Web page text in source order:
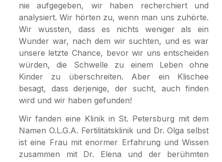
nie aufgegeben, wir haben recherchiert und
analysiert. Wir hörten zu, wenn man uns zuhörte.
Wir wussten, dass es nichts weniger als ein
Wunder war, nach dem wir suchten, und es war
unsere letzte Chance, bevor wir uns entscheiden
würden, die Schwelle zu einem Leben ohne
Kinder zu überschreiten. Aber ein Klischee
besagt, dass derjenige, der sucht, auch finden
wird und wir haben gefunden!
Wir fanden eine Klinik in St. Petersburg mit dem
Namen O.L.G.A. Fertilitätsklinik und Dr. Olga selbst
ist eine Frau mit enormer Erfahrung und Wissen
zusammen mit Dr. Elena und der berühmten